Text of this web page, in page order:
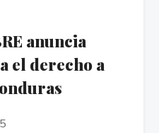
anuncia
el derecho a